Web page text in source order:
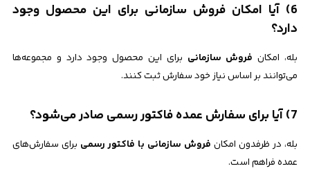
6) آیا امکان فروش سازمانی برای این محصول وجود
دارد؟
بله، امکان فروش سازمانی برای این محصول وجود دارد و مجموعه‌ها
می‌توانند بر اساس نیاز خود سفارش ثبت کنند.
7) آیا برای سفارش عمده فاکتور رسمی صادر می‌شود؟
بله، در ظرفدون امکان فروش سازمانی با فاکتور رسمی برای سفارش‌های
عمده فراهم است.